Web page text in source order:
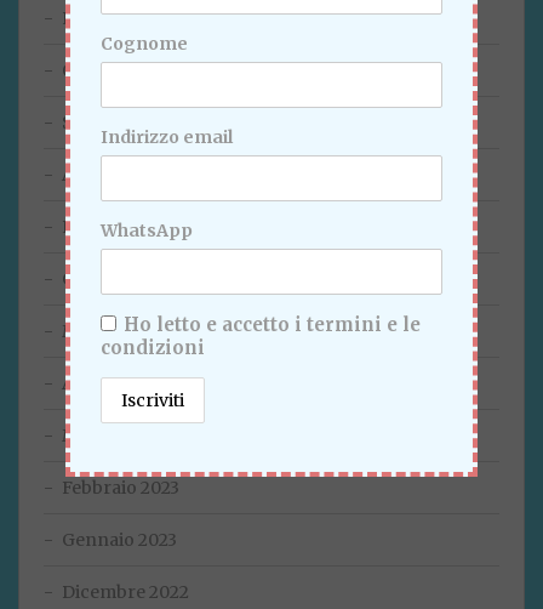
Novembre 2023
Ottobre 2023
Settembre 2023
Agosto 2023
Luglio 2023
Giugno 2023
Maggio 2023
Aprile 2023
Marzo 2023
Febbraio 2023
Gennaio 2023
Dicembre 2022
Cognome
Indirizzo email
WhatsApp
Ho letto e accetto i termini e le
condizioni